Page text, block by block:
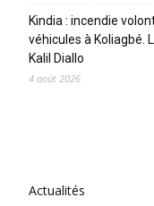
Kindia : incendie
véhicules à Koliagbé.
Kalil Diallo
4 août 2026
Actualités